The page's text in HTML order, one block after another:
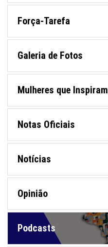
Força-Tarefa
Galeria de Fotos
Mulheres que Inspiram
Notas Oficiais
Notícias
Opinião
Podcasts